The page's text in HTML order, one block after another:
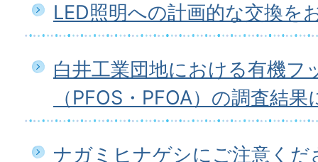
LED照明への計画的な交換を
白井工業団地における有機フ
（PFOS・PFOA）の調査結
ナガミヒナゲシにご注意くだ